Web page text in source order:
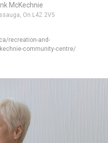
McKechnie
On L4Z 2V5
recreation-and-
community-centre/